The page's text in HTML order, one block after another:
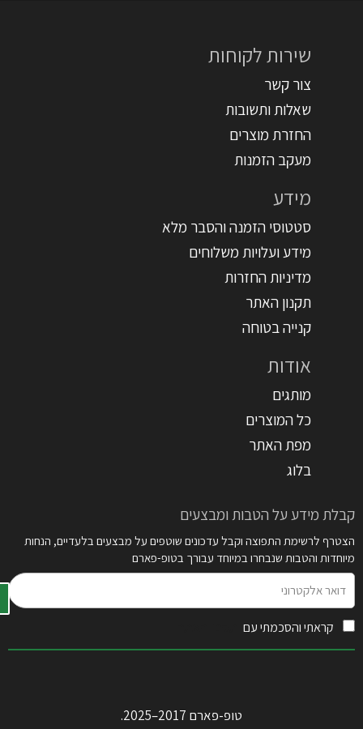
שירות לקוחות
צור קשר
שאלות ותשובות
החזרת מוצרים
מעקב הזמנות
מידע
סטטוסי הזמנה והסבר מלא
מידע ועלויות משלוחים
מדיניות החזרות
תקנון האתר
קנייה בטוחה
אודות
מותגים
כל המוצרים
מפת האתר
בלוג
קבלת מידע על הטבות ומבצעים
הצטרף לרשימת התפוצה וקבל עדכונים שוטפים על מבצעים בלעדיים, הנחות
מיוחדות והטבות שנבחרו במיוחד עבורך בטופ-פארם
אלקטרוני
קראתי והסכמתי עם
טופ-פארם 2017–2025.